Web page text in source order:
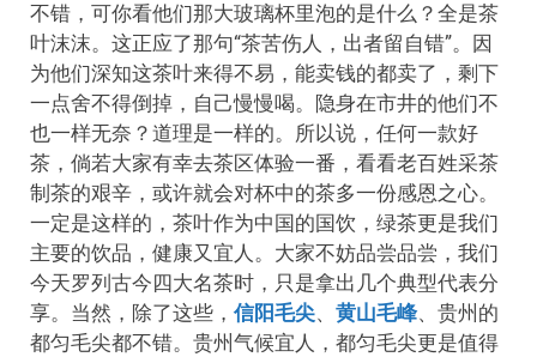
不错，可你看他们那大玻璃杯里泡的是什么？全是茶
叶沫沫。这正应了那句“茶苦伤人，出者留自错”。因
为他们深知这茶叶来得不易，能卖钱的都卖了，剩下
一点舍不得倒掉，自己慢慢喝。隐身在市井的他们不
也一样无奈？道理是一样的。所以说，任何一款好
茶，倘若大家有幸去茶区体验一番，看看老百姓采茶
制茶的艰辛，或许就会对杯中的茶多一份感恩之心。
一定是这样的，茶叶作为中国的国饮，绿茶更是我们
主要的饮品，健康又宜人。大家不妨品尝品尝，我们
今天罗列古今四大名茶时，只是拿出几个典型代表分
享。当然，除了这些， 信阳毛尖、 黄山毛峰、贵州的
都匀毛尖都不错。贵州气候宜人，都匀毛尖更是值得